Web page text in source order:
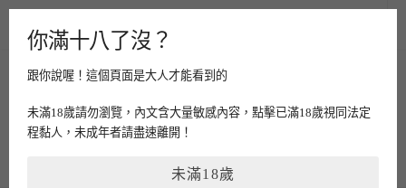
Skip
content
D&W黑白雙搭
美食推薦、情侶約會景點推薦、3C開箱的部落客
你滿十八了沒？
跟你說喔！這個頁面是大人才能看到的
未滿18歲請勿瀏覽，內文含大量敏感內容，點擊已滿18歲視同法定
程黏人，未成年者請盡速離開！
未滿18歲